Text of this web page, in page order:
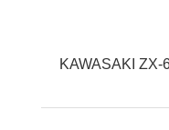
KAWASAKI ZX-